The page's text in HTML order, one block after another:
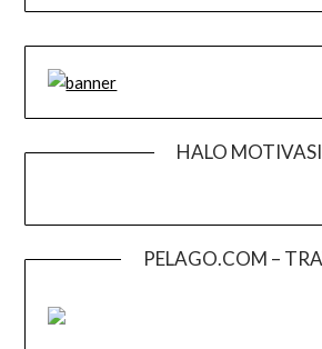
HALO MOTIVASI
PELAGO.COM –